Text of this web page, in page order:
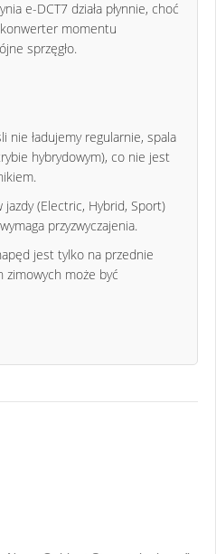
e-DCT7 działa płynnie, choć
momentu
sprzęgło.
nie ładujemy regularnie, spala
hybrydowym), co nie jest
jazdy (Electric, Hybrid, Sport)
przyzwyczajenia.
jest tylko na przednie
zimowych może być